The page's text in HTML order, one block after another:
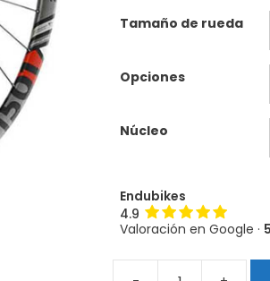
Tamaño de rueda
Opciones
Núcleo
Endubikes
4.9
Valoración en Google ·